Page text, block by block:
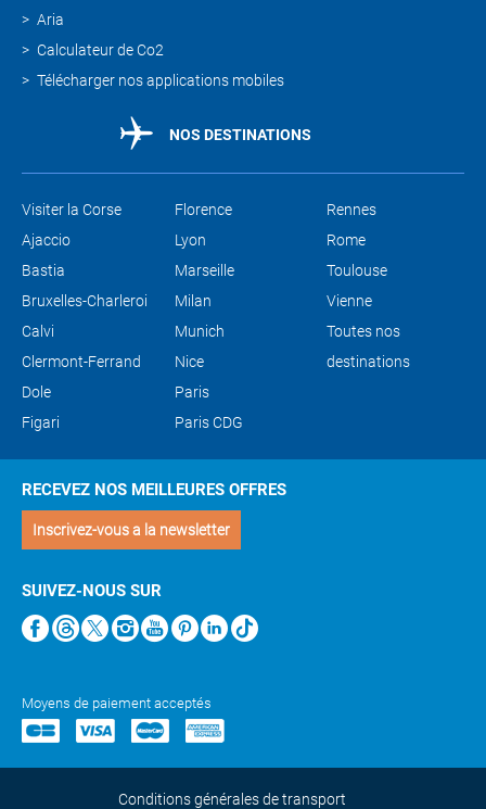
Aria
Calculateur de Co2
Télécharger nos applications mobiles
NOS DESTINATIONS
Visiter la Corse
Ajaccio
Bastia
Bruxelles-Charleroi
Calvi
Clermont-Ferrand
Dole
Figari
Florence
Lyon
Marseille
Milan
Munich
Nice
Paris
Paris CDG
Rennes
Rome
Toulouse
Vienne
Toutes nos
destinations
RECEVEZ NOS MEILLEURES OFFRES
Inscrivez-vous a la newsletter
SUIVEZ-NOUS SUR
Moyens de paiement acceptés
Conditions générales de transport